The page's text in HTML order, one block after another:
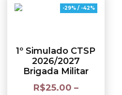
-29% / -42%
1º Simulado CTSP
2026/2027
Brigada Militar
R$25.00 –